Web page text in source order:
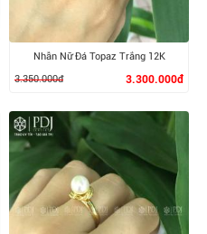
XEM CHI TIẾT
Nhẫn Nữ Đá Topaz Trắng 12K
3.350.000đ
3.300.000đ